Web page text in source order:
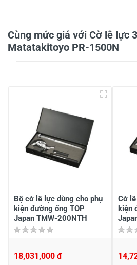
2
Chia sẻ nhận xét về
Cùng mức giá với Cờ lê lực
Matatakitoyo PR-1500N
Bộ cờ lê lực dùng cho phụ
kiện đường ống TOP
Japan TMW-200NTH
18,031,000 đ
Cờ
kiện